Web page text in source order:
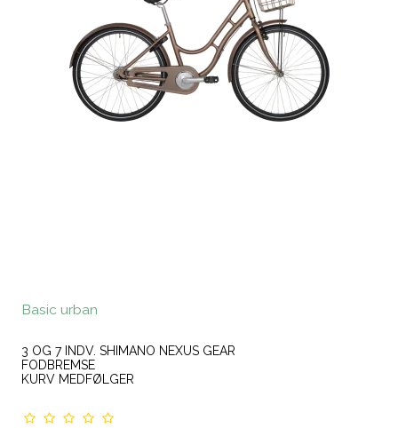
Basic urban
3 OG 7 INDV. SHIMANO NEXUS GEAR
FODBREMSE
KURV MEDFØLGER